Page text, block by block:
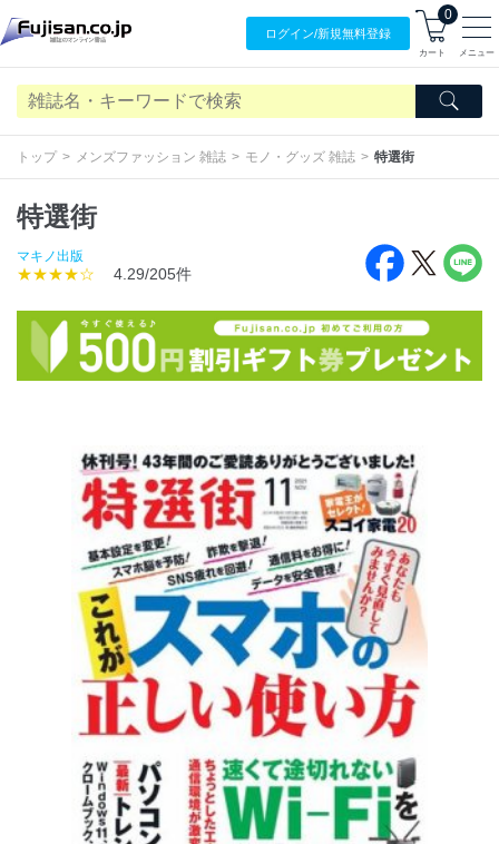
ログイン/新規無料登録
0
カート メニュー
トップ メンズファッション 雑誌 モノ・グッズ 雑誌 特選街
特選街
マキノ出版
★★★★☆ 4.29/205件